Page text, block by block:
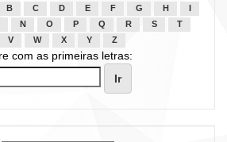
B C D E F G H
N O P Q R S
T
V W X Y Z
com as primeiras letras: